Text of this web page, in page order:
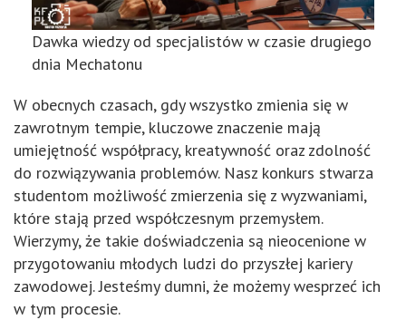
Dawka wiedzy od specjalistów w czasie drugiego
dnia Mechatonu
W obecnych czasach, gdy wszystko zmienia się w
zawrotnym tempie, kluczowe znaczenie mają
umiejętność współpracy, kreatywność oraz zdolność
do rozwiązywania problemów. Nasz konkurs stwarza
studentom możliwość zmierzenia się z wyzwaniami,
które stają przed współczesnym przemysłem.
Wierzymy, że takie doświadczenia są nieocenione w
przygotowaniu młodych ludzi do przyszłej kariery
zawodowej. Jesteśmy dumni, że możemy wesprzeć ich
w tym procesie.